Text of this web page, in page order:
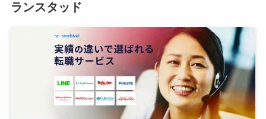
ランスタッド